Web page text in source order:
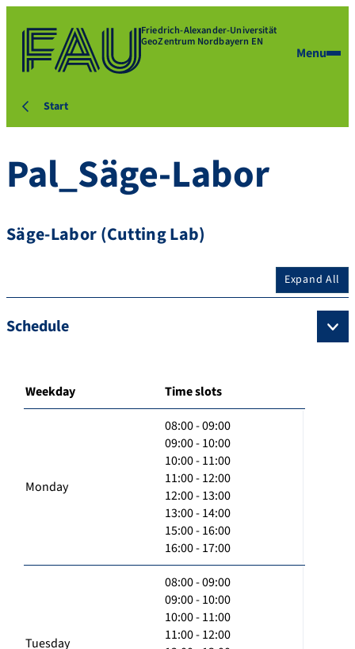
Friedrich-Alexander-Universität
GeoZentrum Nordbayern EN
Menu
Start
Pal_Säge-Labor
Säge-Labor (Cutting Lab)
Expand All
Schedule
Weekday Time slots
Monday
08:00 - 09:00
09:00 - 10:00
10:00 - 11:00
11:00 - 12:00
12:00 - 13:00
13:00 - 14:00
15:00 - 16:00
16:00 - 17:00
Tuesday
08:00 - 09:00
09:00 - 10:00
10:00 - 11:00
11:00 - 12:00